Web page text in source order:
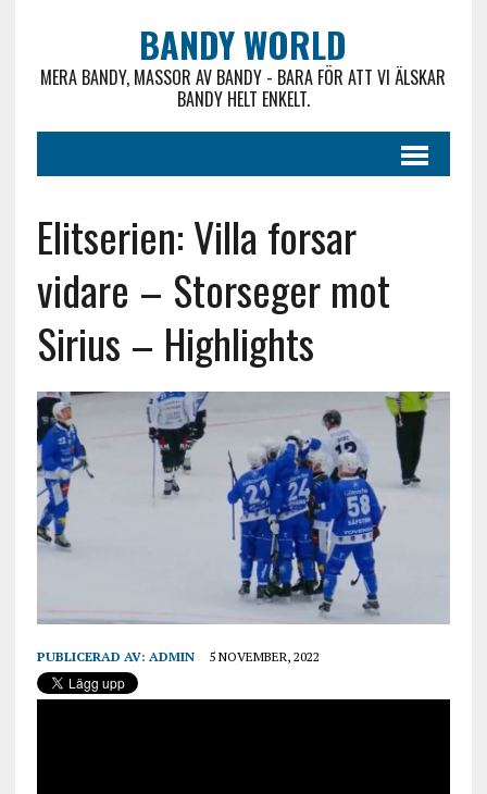
BANDY WORLD
MERA BANDY, MASSOR AV BANDY - BARA FÖR ATT VI ÄLSKAR
BANDY HELT ENKELT.
Elitserien: Villa forsar
vidare – Storseger mot
Sirius – Highlights
PUBLICERAD AV: ADMIN 5 NOVEMBER, 2022